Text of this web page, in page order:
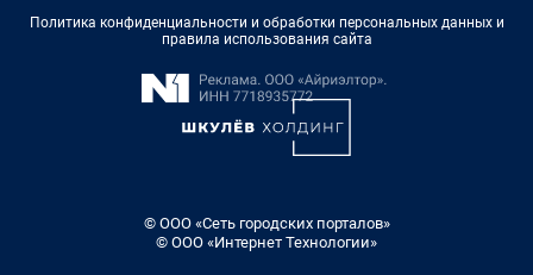
Политика конфиденциальности и обработки персональных данных и
правила использования сайта
© ООО «Сеть городских порталов»
© ООО «Интернет Технологии»